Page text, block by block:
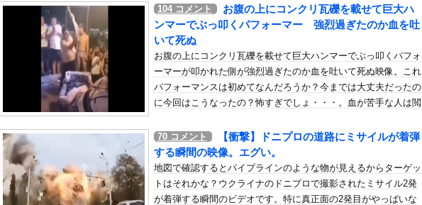
西武・小島大河「1失点で負け投手にするのは野手として良くない」
【画像】 テレ朝の気象予報士さん、意外と小さかった
【盗撮】 日本の花嫁のウェディングドレス着替え動画、とんでもない神乳だと海外で話題に
【驚愕】名作『幽遊白書』が凄すぎる！！ 幽遊白書（全19巻）←これ…もしかして…
口を開けたマッコウクジラが正面から接近、素手で頭を押し返すダイバー「まだ子どもで、変...
【超悲報】明日花キララさん、専門家からあまりにも非情な一言を告げられる
【緊急】ウォーキング中にできる暇つぶしｗｗｗ
絵師「このイラストを描く過程をタイムラプスで動画にしました！」→とんでもないものが映...
海外「全部日本の真似だったのか…」 日本の普通のテレビ番組が最新SNSの数十年先を行...
ウクライナがモスクワに向けて初の弾道ミサイルを発射か？！
104 コメント
お腹の上にコンクリ瓦礫を載せて巨大ハ
ンマーでぶっ叩くパフォーマー 強烈過ぎたのか血を吐
いて死ぬ
お腹の上にコンクリ瓦礫を載せて巨大ハンマーでぶっ叩くパフォ
ーマーが叩かれた側が強烈過ぎたのか血を吐いて死ぬ映像。これ
パフォーマンスは初めてなんだろうか？今までは大丈夫だったの
に今回はこうなったの？怖すぎでしょ・・・。血が苦手な人は閲
70 コメント
【衝撃】ドニプロの道路にミサイルが着弾
する瞬間の映像。エグい。
地図で確認するとパイプラインのような物が見えるからターゲッ
トはそれかな？ウクライナのドニプロで撮影されたミサイル2発
が着弾する瞬間のビデオです。特に真正面の2発目がやっばいな